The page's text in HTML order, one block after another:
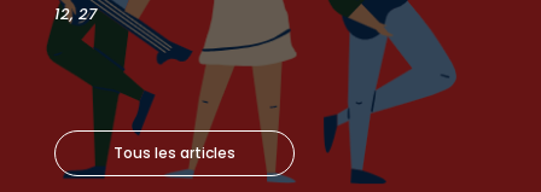
12, 27
Tous les articles